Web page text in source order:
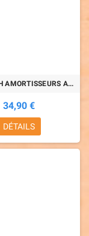
HOBBYTECH AMORTISSEURS ALU 95mm
34,90 €
DÉTAILS